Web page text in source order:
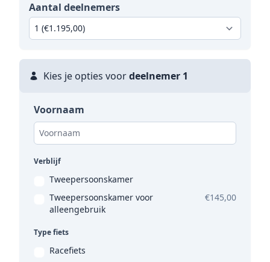
Aantal deelnemers
Kies je opties voordeelnemer 1
Voornaam
Verblijf
Tweepersoonskamer
Tweepersoonskamer voor
alleengebruik
€145,00
Type fiets
Racefiets